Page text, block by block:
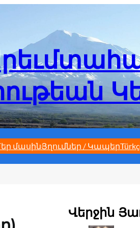
մասինՅղումներ / Կապեր
Վերջին